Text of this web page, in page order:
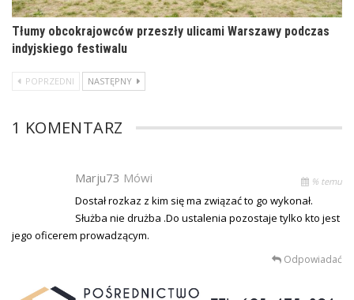
Tłumy obcokrajowców przeszły ulicami Warszawy podczas
indyjskiego festiwalu
POPRZEDNI NASTĘPNY
1 KOMENTARZ
Marju73 Mówi % temu
Dostał rozkaz z kim się ma związać to go wykonał.
Służba nie drużba .Do ustalenia pozostaje tylko kto jest
jego oficerem prowadzącym.
Odpowiadać